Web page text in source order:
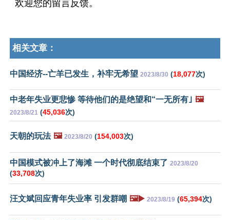
欢迎您的留言反馈。
相关文章：
中国经济--亡羊已发生，补牢无希望 2023/8/30 (18,077次)
中老年失业更悲惨 等待他们的是绝望和“一无所有｣ 🖼️
2023/8/21 (45,036次)
天朝的玩法 🖼️ 2023/8/20 (154,003次)
中国模式被冲上了海滩 一个时代彻底结束了 2023/8/20
(33,708次)
汪文斌回应青年失业率 引发群嘲 🖼️▶️ 2023/8/19 (65,394次)